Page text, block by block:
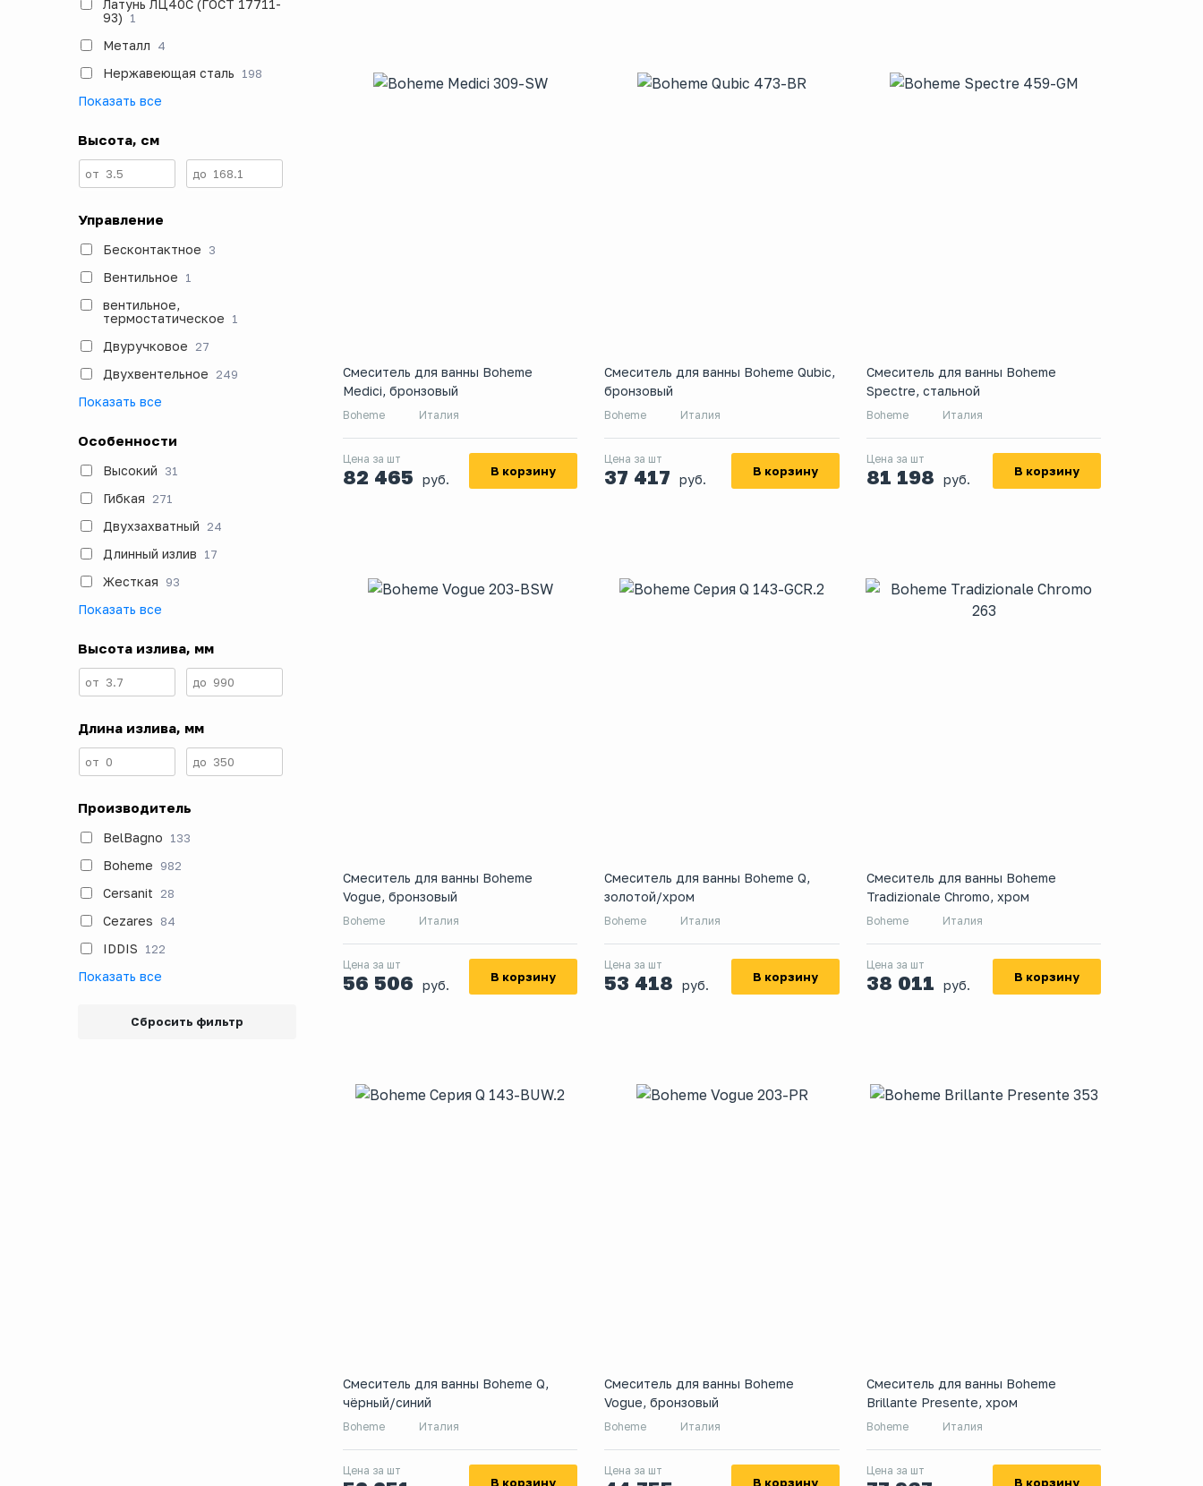
Латунь ЛЦ40C (ГОСТ 17711-
93)
1
Металл 4
Нержавеющая сталь 198
Показать все
Высота, см
от 3.5 до 168.1
Управление
Бесконтактное 3
Вентильное 1
вентильное,
термостатическое
1
Двуручковое 27
Двухвентельное 249
Показать все
Особенности
Высокий 31
Гибкая 271
Двухзахватный 24
Длинный излив 17
Жесткая 93
Показать все
Высота излива, мм
от 3.7 до 990
Длина излива, мм
от 0 до 350
Производитель
BelBagno 133
Boheme 982
Cersanit 28
Cezares 84
IDDIS 122
Показать все
Смеситель для ванны Boheme
Medici, бронзовый
Boheme Италия
Цена за шт
82 465 руб.
В корзину
Смеситель для ванны Boheme Qubic,
бронзовый
Boheme Италия
Цена за шт
37 417 руб.
В корзину
Смеситель для ванны Boheme
Spectre, стальной
Boheme Италия
Цена за шт
81 198 руб.
В корзину
Смеситель для ванны Boheme
Vogue, бронзовый
Boheme Италия
Цена за шт
56 506 руб.
В корзину
Смеситель для ванны Boheme Q,
золотой/хром
Boheme Италия
Цена за шт
53 418 руб.
В корзину
Смеситель для ванны Boheme
Tradizionale Chromo, хром
Boheme Италия
Цена за шт
38 011 руб.
В корзину
Смеситель для ванны Boheme Q,
чёрный/синий
Boheme Италия
Цена за шт
В корзину
Смеситель для ванны Boheme
Vogue, бронзовый
Boheme Италия
Цена за шт
В корзину
Смеситель для ванны Boheme
Brillante Presente, хром
Boheme Италия
Цена за шт
В корзину